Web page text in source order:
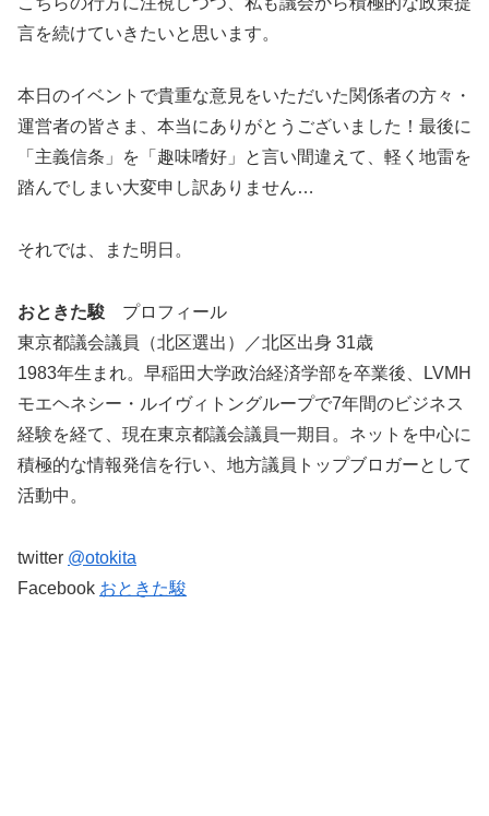
言を続けていきたいと思います。
本日のイベントで貴重な意見をいただいた関係者の方々・
運営者の皆さま、本当にありがとうございました！最後に
「主義信条」を「趣味嗜好」と言い間違えて、軽く地雷を
踏んでしまい大変申し訳ありません…
それでは、また明日。
おときた駿 プロフィール
東京都議会議員（北区選出）／北区出身 31歳
1983年生まれ。早稲田大学政治経済学部を卒業後、LVMH
モエヘネシー・ルイヴィトングループで7年間のビジネス
経験を経て、現在東京都議会議員一期目。ネットを中心に
積極的な情報発信を行い、地方議員トップブロガーとして
活動中。
twitter @otokita
Facebook おときた駿